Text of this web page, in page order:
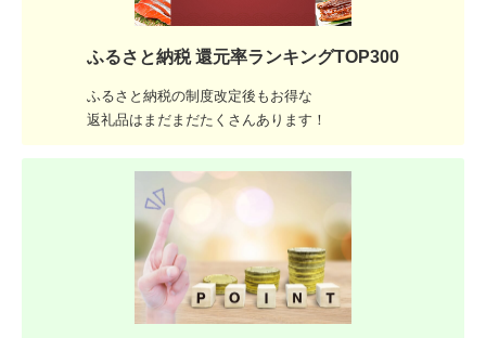
ふるさと納税 還元率ランキングTOP300
ふるさと納税の制度改定後もお得な
返礼品はまだまだたくさんあります！